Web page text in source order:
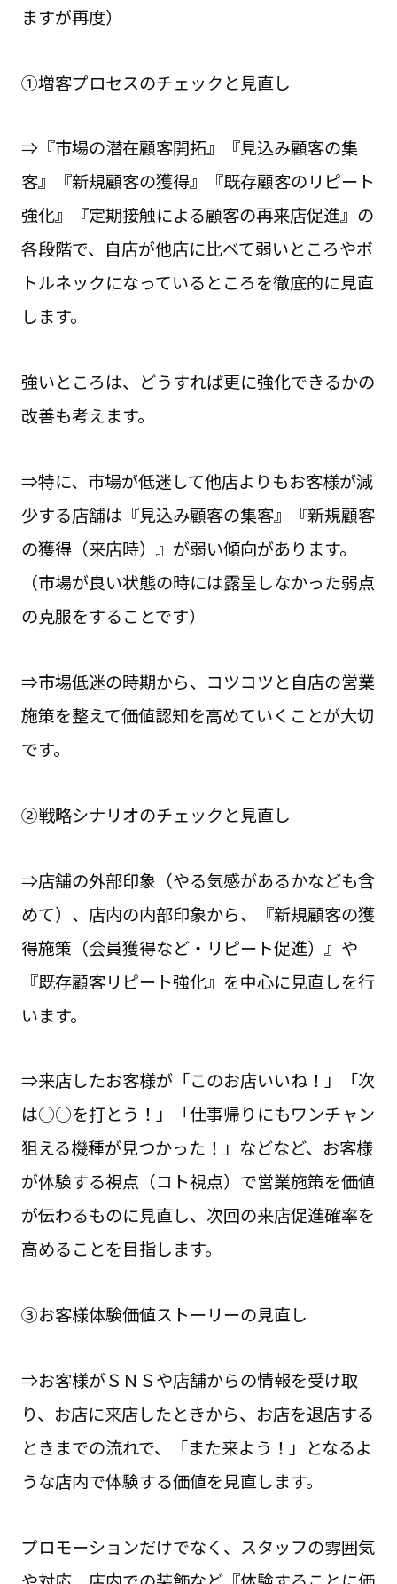
ますが再度）
①増客プロセスのチェックと見直し
⇒『市場の潜在顧客開拓』『見込み顧客の集
客』『新規顧客の獲得』『既存顧客のリピート
強化』『定期接触による顧客の再来店促進』の
各段階で、自店が他店に比べて弱いところやボ
トルネックになっているところを徹底的に見直
します。
強いところは、どうすれば更に強化できるかの
改善も考えます。
⇒特に、市場が低迷して他店よりもお客様が減
少する店舗は『見込み顧客の集客』『新規顧客
の獲得（来店時）』が弱い傾向があります。
（市場が良い状態の時には露呈しなかった弱点
の克服をすることです）
⇒市場低迷の時期から、コツコツと自店の営業
施策を整えて価値認知を高めていくことが大切
です。
②戦略シナリオのチェックと見直し
⇒店舗の外部印象（やる気感があるかなども含
めて）、店内の内部印象から、『新規顧客の獲
得施策（会員獲得など・リピート促進）』や
『既存顧客リピート強化』を中心に見直しを行
います。
⇒来店したお客様が「このお店いいね！」「次
は○○を打とう！」「仕事帰りにもワンチャン
狙える機種が見つかった！」などなど、お客様
が体験する視点（コト視点）で営業施策を価値
が伝わるものに見直し、次回の来店促進確率を
高めることを目指します。
③お客様体験価値ストーリーの見直し
⇒お客様がＳＮＳや店舗からの情報を受け取
り、お店に来店したときから、お店を退店する
ときまでの流れで、「また来よう！」となるよ
うな店内で体験する価値を見直します。
プロモーションだけでなく、スタッフの雰囲気